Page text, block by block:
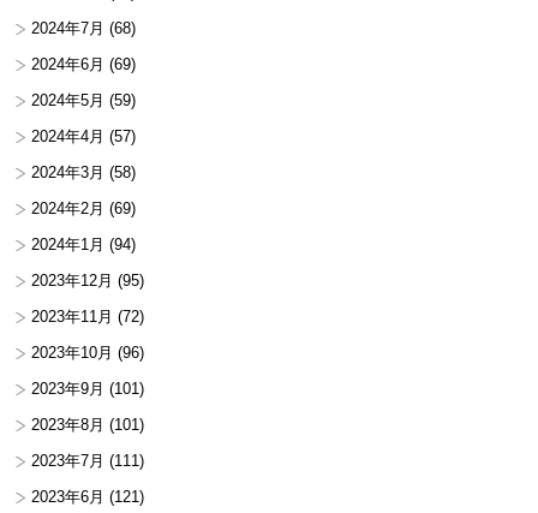
2024年7月 (68)
2024年6月 (69)
2024年5月 (59)
2024年4月 (57)
2024年3月 (58)
2024年2月 (69)
2024年1月 (94)
2023年12月 (95)
2023年11月 (72)
2023年10月 (96)
2023年9月 (101)
2023年8月 (101)
2023年7月 (111)
2023年6月 (121)